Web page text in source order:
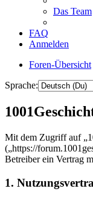
Das Team
FAQ
Anmelden
Foren-Übersicht
Sprache:
Mit dem Zugriff auf
(„https://
Betreiber ein Vertrag
1.